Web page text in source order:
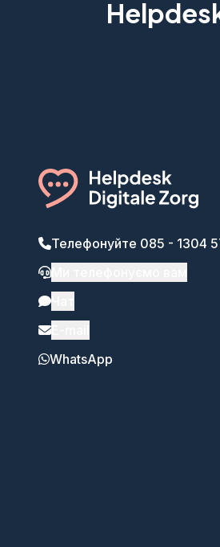
Телефонуйте 085 - 1304
WhatsApp